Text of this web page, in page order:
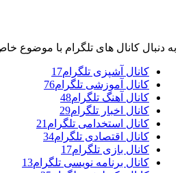
به دنبال کانال های تلگرام با موضوع
کانال آشپزی تلگرام17
کانال آموزشی تلگرام76
کانال آهنگ تلگرام48
کانال اخبار تلگرام29
کانال استخدامی تلگرام 21
کانال اقتصادی تلگرام34
کانال بازی تلگرام17
کانال برنامه نویسی تلگرام13